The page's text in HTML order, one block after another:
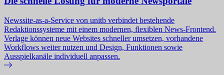
Newssite-as-a-Service von unitb verbindet bestehende
Redaktionssysteme mit einem modernen, flexiblen News-Frontend.
Verlage können neue Websites schneller umsetzen, vorhandene
Workflows weiter nutzen und Design, Funktionen sowie
Ausspielkanäle individuell anpassen.